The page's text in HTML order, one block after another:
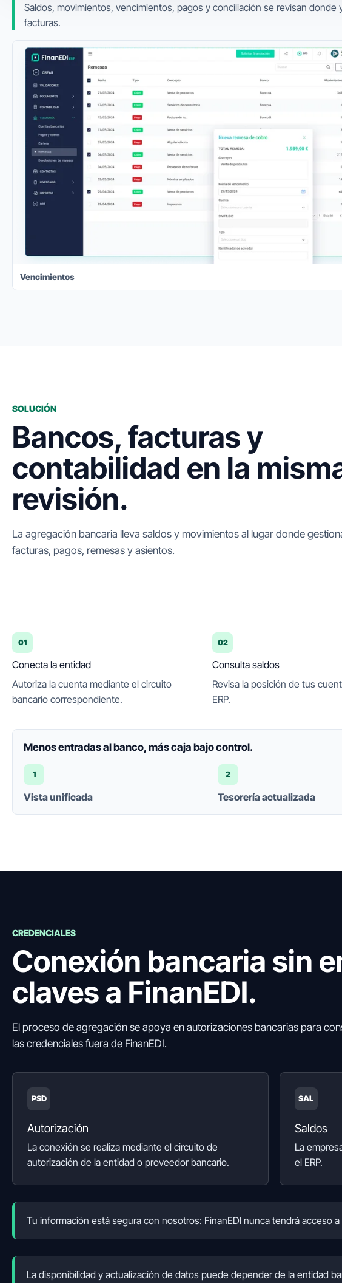
Saldos, movimientos, vencimientos, pagos y conciliación se revisan donde
facturas.
Vencimientos
SOLUCIÓN
Bancos, facturas y
contabilidad en la
revisión.
La agregación bancaria lleva saldos y movimientos al lugar donde
facturas, pagos, remesas y asientos.
01
Conecta la entidad
Autoriza la cuenta mediante el circuito
bancario correspondiente.
02
Consulta saldos
Revisa la posición de tus
ERP.
Menos entradas al banco, más caja bajo control.
1
Vista unificada
2
Tesorería actualizada
CREDENCIALES
Conexión bancaria sin
claves a FinanEDI.
El proceso de agregación se apoya en autorizaciones bancarias para
las credenciales fuera de FinanEDI.
PSD
Autorización
La conexión se realiza mediante el circuito de
autorización de la entidad o proveedor bancario.
SAL
Saldos
La
el ERP.
Tu información está segura con nosotros: FinanEDI nunca tendrá acceso
La disponibilidad y actualización de datos puede depender de la entidad